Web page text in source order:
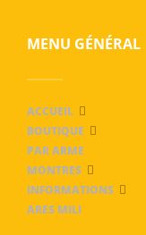
MENU GÉNÉRAL
ACCUEIL
BOUTIQUE
PAR ARME
MONTRES
INFORMATIONS
ARES MILI